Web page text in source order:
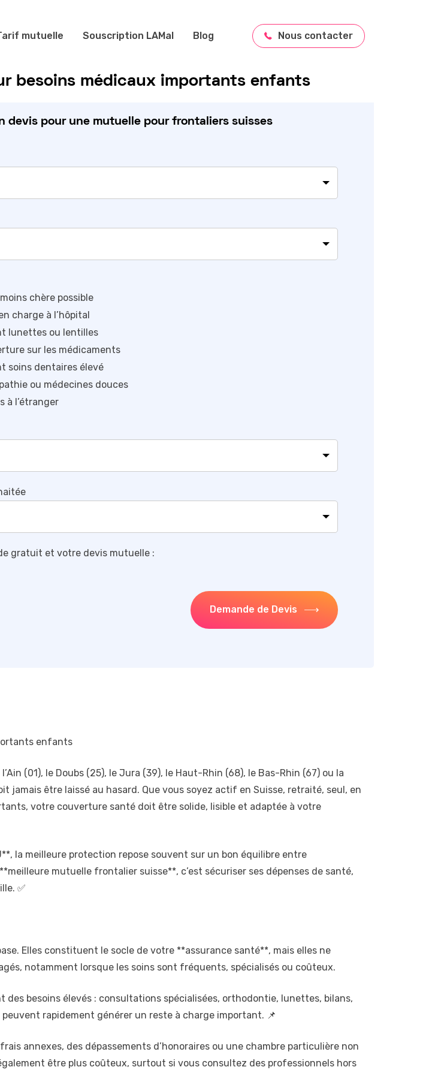
mutuelle Souscription LAMal Blog Nous contacter
besoins médicaux importants enfants
devis pour une mutuelle pour frontaliers suisses
chère possible
charge à l’hôpital
lunettes ou lentilles
sur les médicaments
soins dentaires élevé
ou médecines douces
à l’étranger
gratuit et votre devis mutuelle :
Demande de Devis
enfants
(01), le Doubs (25), le Jura (39), le Haut-Rhin (68), le Bas-Rhin (67) ou la
jamais être laissé au hasard. Que vous soyez actif en Suisse, retraité, seul, en
votre couverture santé doit être solide, lisible et adaptée à votre
la meilleure protection repose souvent sur un bon équilibre entre
mutuelle frontalier suisse**, c’est sécuriser ses dépenses de santé,
✅
Elles constituent le socle de votre **assurance santé**, mais elles ne
notamment lorsque les soins sont fréquents, spécialisés ou coûteux.
besoins élevés : consultations spécialisées, orthodontie, lunettes, bilans,
rapidement générer un reste à charge important. 📌
annexes, des dépassements d’honoraires ou une chambre particulière non
être plus coûteux, surtout si vous consultez des professionnels hors